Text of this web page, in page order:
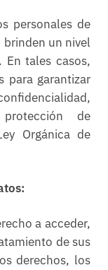
personales de
brinden un nivel
tales casos,
para garantizar
de
Orgánica de
a acceder,
de sus
derechos, los